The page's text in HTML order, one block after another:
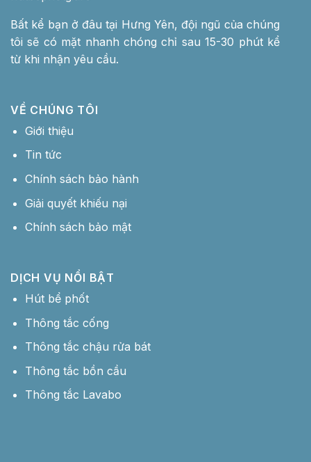
Bất kể bạn ở đâu tại Hưng Yên, đội ngũ của chúng
tôi sẽ có mặt nhanh chóng chỉ sau 15-30 phút kể
từ khi nhận yêu cầu.
VỀ CHÚNG TÔI
Giới thiệu
Tin tức
Chính sách bảo hành
Giải quyết khiếu nại
Chính sách bảo mật
DỊCH VỤ NỔI BẬT
Hút bể phốt
Thông tắc cống
Thông tắc chậu rửa bát
Thông tắc bồn cầu
Thông tắc Lavabo